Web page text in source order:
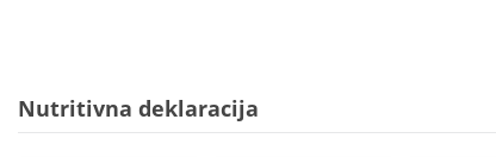
Nutritivna deklaracija